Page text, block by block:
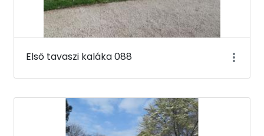
Első tavaszi kaláka 088